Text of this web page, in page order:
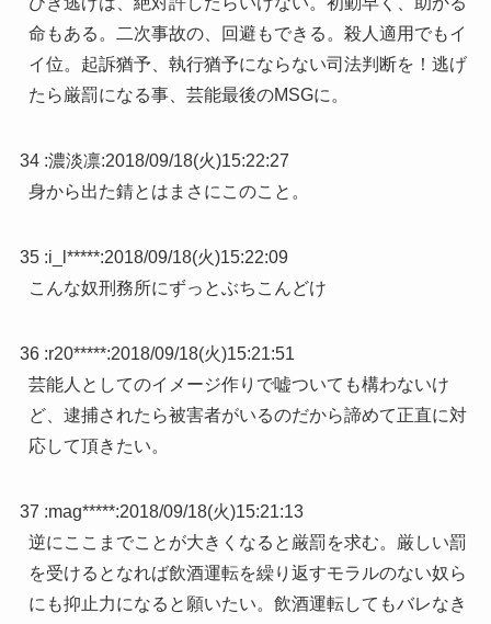
命もある。二次事故の、回避もできる。殺人適用でもイ
イ位。起訴猶予、執行猶予にならない司法判断を！逃げ
たら厳罰になる事、芸能最後のMSGに。
34 :濃淡凛:2018/09/18(火)15:22:27
身から出た錆とはまさにこのこと。
35 :i_l*****:2018/09/18(火)15:22:09
こんな奴刑務所にずっとぶちこんどけ
36 :r20*****:2018/09/18(火)15:21:51
芸能人としてのイメージ作りで嘘ついても構わないけ
ど、逮捕されたら被害者がいるのだから諦めて正直に対
応して頂きたい。
37 :mag*****:2018/09/18(火)15:21:13
逆にここまでことが大きくなると厳罰を求む。厳しい罰
を受けるとなれば飲酒運転を繰り返すモラルのない奴ら
にも抑止力になると願いたい。飲酒運転してもバレなき